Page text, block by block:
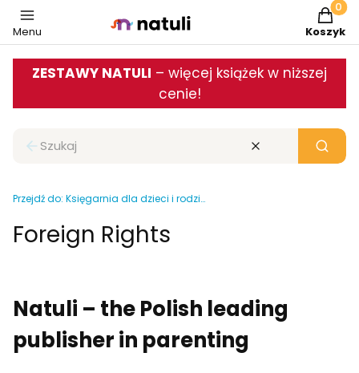
Menu Koszyk
ZESTAWY NATULI – więcej książek w niższej
cenie!
Zamknij wyszukiwarkę Wyczyść Szukaj
Przejdź do: Księgarnia dla dzieci i rodziców
Foreign Rights
Natuli – the Polish leading
publisher in parenting